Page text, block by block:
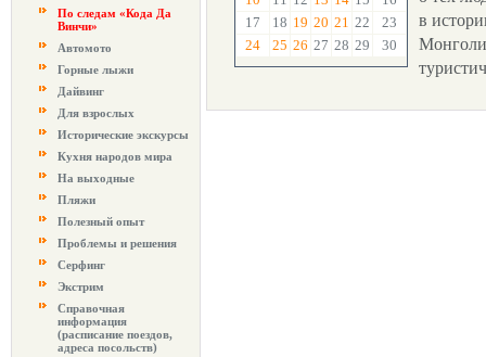
По следам «Кода Да
Винчи»
Автомото
Горные лыжи
Дайвинг
Для взрослых
Исторические экскурсы
Кухня народов мира
На выходные
Пляжи
Полезный опыт
Проблемы и решения
Серфинг
Экстрим
Справочная
информация
(расписание поездов,
адреса посольств)
17
18 19 20 21 22
23
24
25 26 27 28 29 30
в